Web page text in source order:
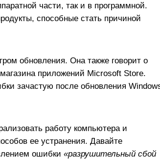
части, так и в программной.
способные стать причиной
обновления. Она также говорит о
приложений Microsoft Store.
зачастую после обновления
работу компьютера и
ее устранения. Давайте
ошибки «разрушительный сбой